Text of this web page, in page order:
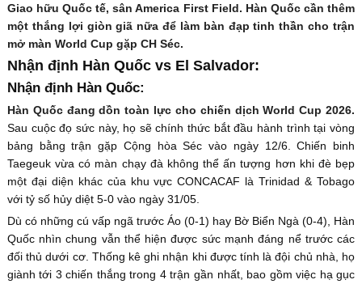
Giao hữu Quốc tế, sân America First Field. Hàn Quốc cần thêm
một thắng lợi giòn giã nữa để làm bàn đạp tinh thần cho trận
mở màn World Cup gặp CH Séc.
Nhận định Hàn Quốc vs El Salvador:
Nhận định Hàn Quốc:
Hàn Quốc đang dồn toàn lực cho chiến dịch World Cup 2026.
Sau cuộc đọ sức này, họ sẽ chính thức bắt đầu hành trình tại vòng
bảng bằng trận gặp Cộng hòa Séc vào ngày 12/6. Chiến binh
Taegeuk vừa có màn chạy đà không thể ấn tượng hơn khi đè bẹp
một đại diện khác của khu vực CONCACAF là Trinidad & Tobago
với tỷ số hủy diệt 5-0 vào ngày 31/05.
Dù có những cú vấp ngã trước Áo (0-1) hay Bờ Biển Ngà (0-4), Hàn
Quốc nhìn chung vẫn thể hiện được sức mạnh đáng nể trước các
đối thủ dưới cơ. Thống kê ghi nhận khi được tính là đội chủ nhà, họ
giành tới 3 chiến thắng trong 4 trận gần nhất, bao gồm việc hạ gục